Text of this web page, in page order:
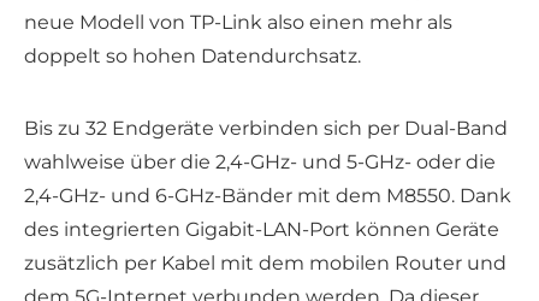
neue Modell von TP-Link also einen mehr als
doppelt so hohen Datendurchsatz.
Bis zu 32 Endgeräte verbinden sich per Dual-Band
wahlweise über die 2,4-GHz- und 5-GHz- oder die
2,4-GHz- und 6-GHz-Bänder mit dem M8550. Dank
des integrierten Gigabit-LAN-Port können Geräte
zusätzlich per Kabel mit dem mobilen Router und